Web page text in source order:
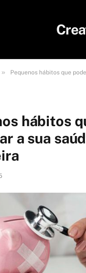
» Pequenos hábitos que podem
hábitos
a sua